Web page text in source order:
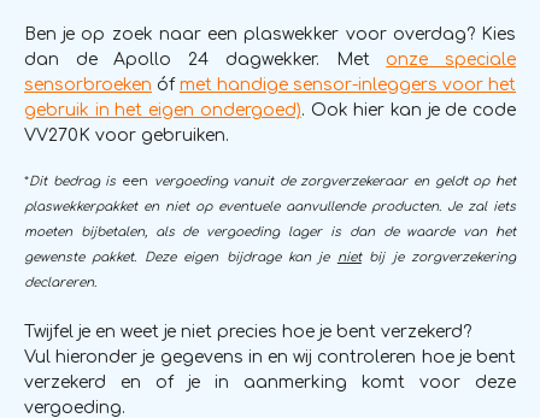
Ben je op zoek naar een plaswekker voor overdag? Kies
dan de Apollo 24 dagwekker. Met onze speciale
sensorbroeken óf met handige sensor-inleggers voor het
gebruik in het eigen ondergoed). Ook hier kan je de code
VV270K voor gebruiken.
*Dit bedrag is een
vergoeding vanuit de zorgverzekeraar en geldt op het
plaswekkerpakket en niet op eventuele aanvullende producten. Je zal iets
moeten bijbetalen, als de vergoeding lager is dan de waarde van het
gewenste pakket. Deze eigen bijdrage kan je
nietbij je zorgverzekering
declareren.
Twijfel je en weet je niet precies hoe je bent verzekerd?
Vul hieronder je gegevens in en wij controleren hoe je bent
verzekerd en of je in aanmerking komt voor deze
vergoeding.